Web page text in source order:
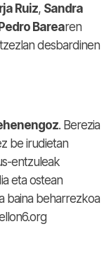
Ruiz, Sandra
Barearen
desbardinen
. Berezia
be irudietan
entzuleak
eta ostean
baina beharrezkoa